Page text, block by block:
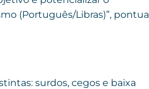
(Português/Libras)”, pontua
surdos, cegos e baixa